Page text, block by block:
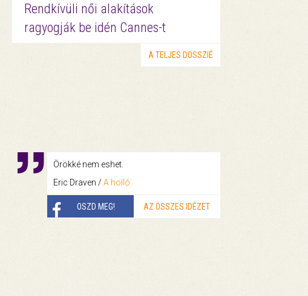
Rendkívüli női alakítások
ragyogják be idén Cannes-t
A TELJES DOSSZIÉ
Örökké nem eshet.
Eric Draven / A holló
OSZD MEG! AZ ÖSSZES IDÉZET